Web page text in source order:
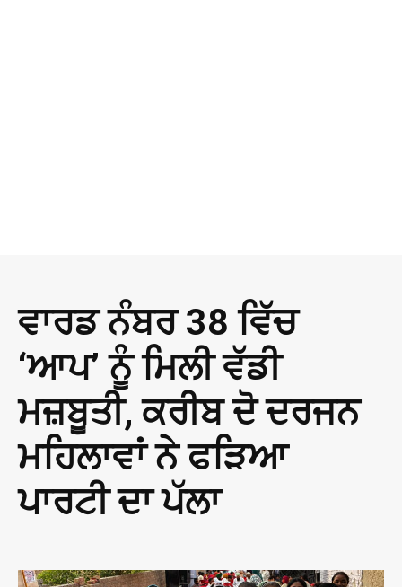
ਵਾਰਡ ਨੰਬਰ 38 ਵਿੱਚ
‘ਆਪ’ ਨੂੰ ਮਿਲੀ ਵੱਡੀ
ਮਜ਼ਬੂਤੀ, ਕਰੀਬ ਦੋ ਦਰਜਨ
ਮਹਿਲਾਵਾਂ ਨੇ ਫੜਿਆ
ਪਾਰਟੀ ਦਾ ਪੱਲਾ